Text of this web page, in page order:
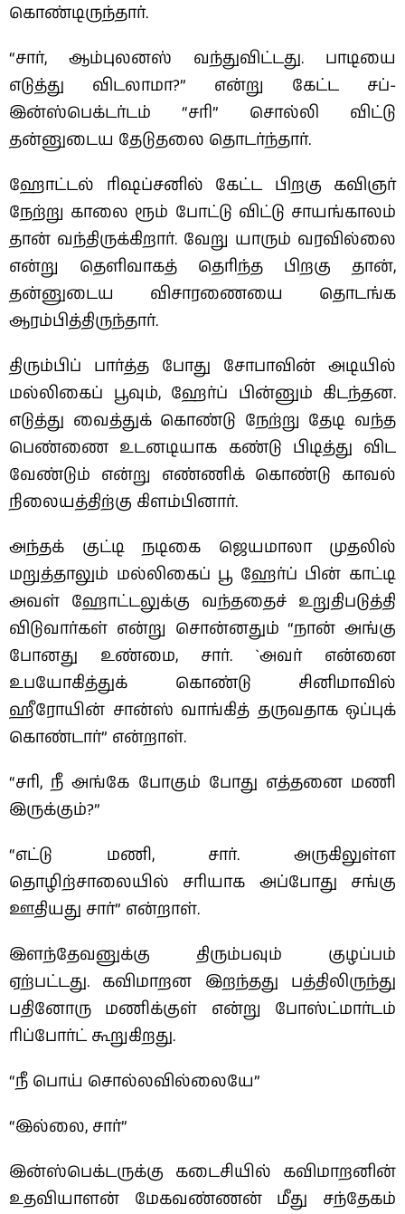
கொண்டிருந்தார்.
“சார், ஆம்புலனஸ் வந்துவிட்டது. பாடியை
எடுத்து விடலாமா?” என்று கேட்ட சப்-
இன்ஸ்பெக்டர்டம் “சரி” சொல்லி விட்டு
தன்னுடைய தேடுதலை தொடர்ந்தார்.
ஹோட்டல் ரிஷப்சனில் கேட்ட பிறகு கவிஞர்
நேற்று காலை ரூம் போட்டு விட்டு சாயங்காலம்
தான் வந்திருக்கிறார். வேறு யாரும் வரவில்லை
என்று தெளிவாகத் தெரிந்த பிறகு தான்,
தன்னுடைய விசாரணையை தொடங்க
ஆரம்பித்திருந்தார்.
திரும்பிப் பார்த்த போது சோபாவின் அடியில்
மல்லிகைப் பூவும், ஹேர்ப் பின்னும் கிடந்தன.
எடுத்து வைத்துக் கொண்டு நேற்று தேடி வந்த
பெண்ணை உடனடியாக கண்டு பிடித்து விட
வேண்டும் என்று எண்ணிக் கொண்டு காவல்
நிலையத்திற்கு கிளம்பினார்.
அந்தக் குட்டி நடிகை ஜெயமாலா முதலில்
மறுத்தாலும் மல்லிகைப் பூ ஹேர்ப் பின் காட்டி
அவள் ஹோட்டலுக்கு வந்ததைச் உறுதிபடுத்தி
விடுவார்கள் என்று சொன்னதும் “நான் அங்கு
போனது உண்மை, சார். `அவர் என்னை
உபயோகித்துக் கொண்டு சினிமாவில்
ஹீரோயின் சான்ஸ் வாங்கித் தருவதாக ஒப்புக்
கொண்டார்” என்றாள்.
“சரி, நீ அங்கே போகும் போது எத்தனை மணி
இருக்கும்?”
“எட்டு மணி, சார். அருகிலுள்ள
தொழிற்சாலையில் சரியாக அப்போது சங்கு
ஊதியது சார்” என்றாள்.
இளந்தேவனுக்கு திரும்பவும் குழப்பம்
ஏற்பட்டது. கவிமாறன இறந்தது பத்திலிருந்து
பதினோரு மணிக்குள் என்று போஸ்ட்மார்டம்
ரிப்போர்ட் கூறுகிறது.
“நீ பொய் சொல்லவில்லையே”
“இல்லை, சார்”
இன்ஸ்பெக்டருக்கு கடைசியில் கவிமாறனின்
உதவியாளன் மேகவண்ணன் மீது சந்தேகம்